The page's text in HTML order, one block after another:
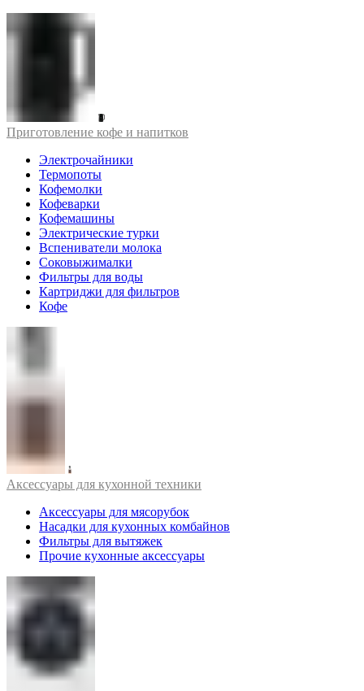
Приготовление кофе и напитков
Электрочайники
Термопоты
Кофемолки
Кофеварки
Кофемашины
Электрические турки
Вспениватели молока
Соковыжималки
Фильтры для воды
Картриджи для фильтров
Кофе
Аксессуары для кухонной техники
Аксессуары для мясорубок
Насадки для кухонных комбайнов
Фильтры для вытяжек
Прочие кухонные аксессуары